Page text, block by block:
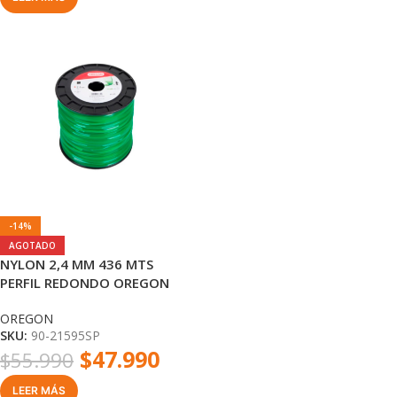
-14%
AGOTADO
NYLON 2,4 MM 436 MTS
PERFIL REDONDO OREGON
OREGON
SKU: 90-21595SP
$55.990 $47.990
LEER MÁS